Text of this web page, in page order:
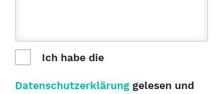
Ich habe die
Datenschutzerklärung gelesen und